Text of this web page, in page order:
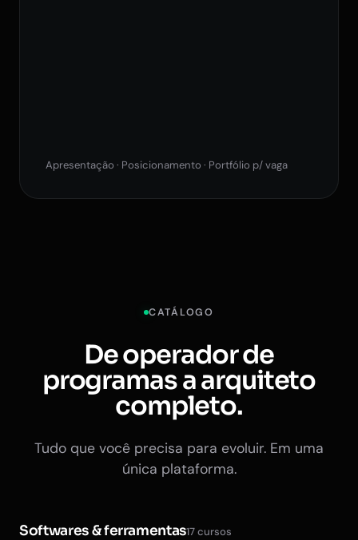
Apresentação · Posicionamento · Portfólio p/ vaga
CATÁLOGO
De operador de
programas a arquiteto
completo.
Tudo que você precisa para evoluir. Em uma
única plataforma.
Softwares & ferramentas17 cursos